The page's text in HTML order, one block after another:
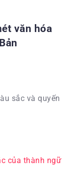
văn hóa
sắc và quyến